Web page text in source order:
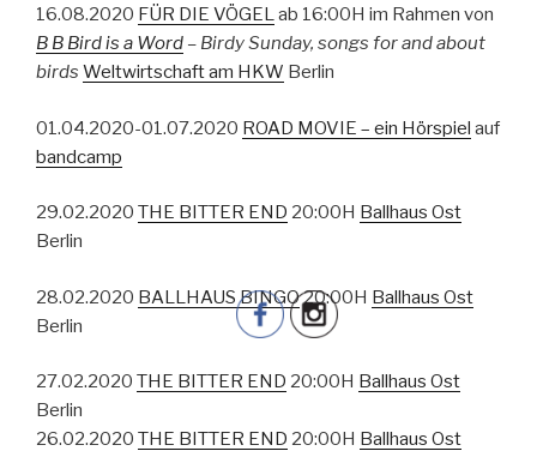
16.08.2020 FÜR DIE VÖGELab 16:00H im Rahmen von
B B Bird is a Word – Birdy Sunday, songs for and about
birds Weltwirtschaft am HKW Berlin
01.04.2020-01.07.2020 ROAD MOVIE – ein Hörspiel auf
bandcamp
29.02.2020 THE BITTER END 20:00H Ballhaus Ost
Berlin
28.02.2020 BALLHAUS BINGO20:00H Ballhaus Ost
Berlin
27.02.2020 THE BITTER END 20:00H Ballhaus Ost
Berlin
26.02.2020 THE BITTER END 20:00H Ballhaus Ost